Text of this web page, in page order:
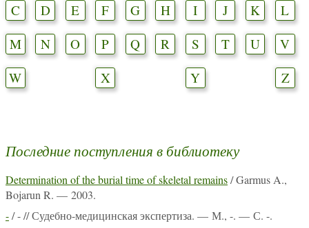
C
D E F G H I J K
L
M
N O P Q R S T U
V
W
X Y Z
Последние поступления в библиотеку
Determination of the burial time of skeletal remains/ Garmus A.,
Bojarun R. — 2003.
-/ - // Судебно-медицинская экспертиза. — М., -. — С. -.